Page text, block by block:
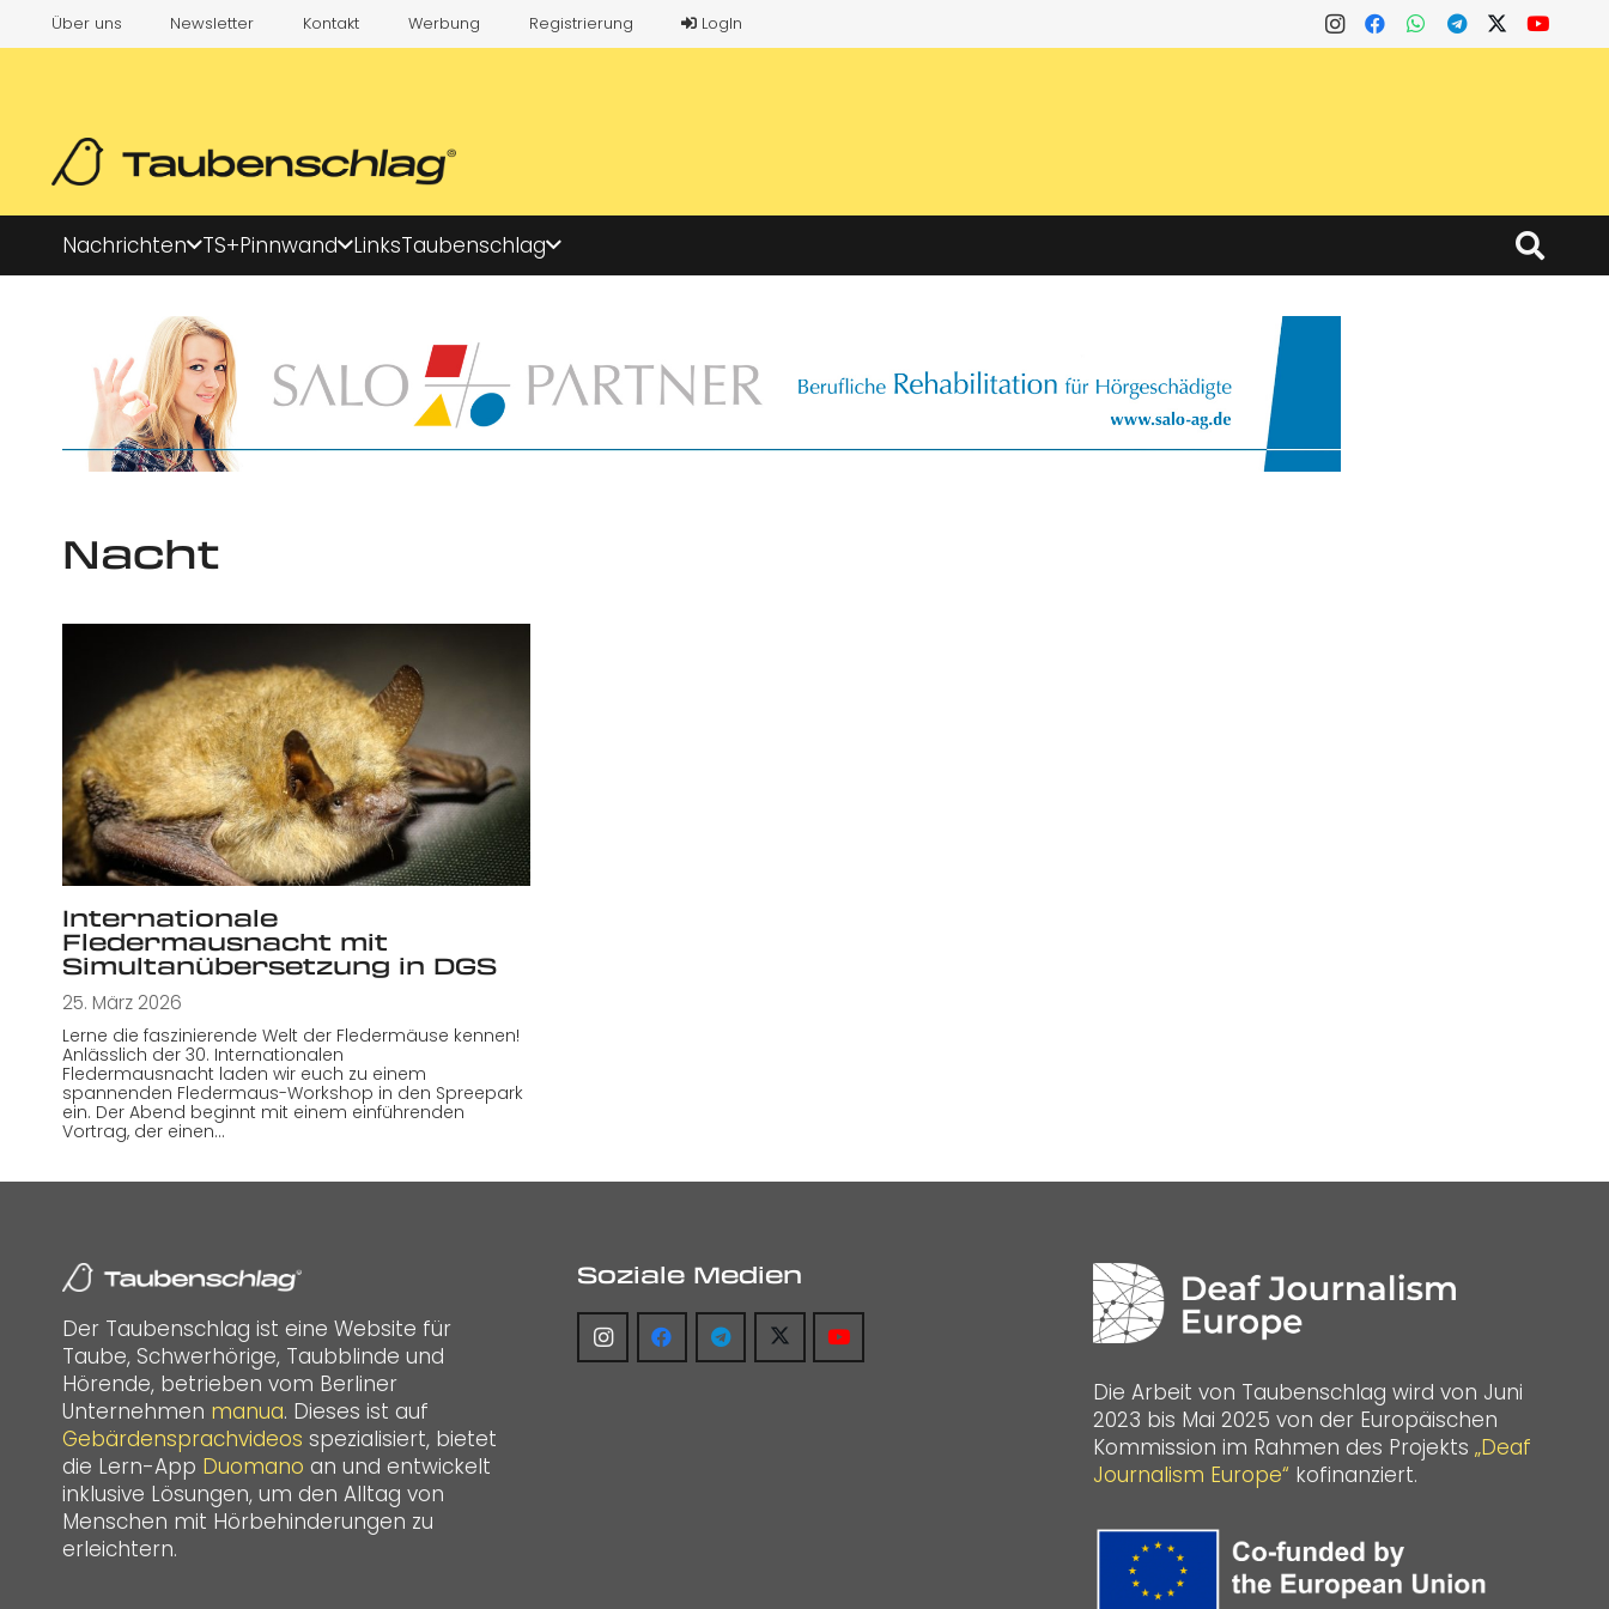
Über uns Newsletter Kontakt Werbung Registrierung LogIn
Nachrichten TS+Pinnwand LinksTaubenschlag
Nacht
Internationale
Fledermausnacht mit
Simultanübersetzung in DGS
25. März 2026
Lerne die faszinierende Welt der Fledermäuse kennen!
Anlässlich der 30. Internationalen
Fledermausnacht laden wir euch zu einem
spannenden Fledermaus-Workshop in den Spreepark
ein. Der Abend beginnt mit einem einführenden
Vortrag, der einen…
Der Taubenschlag ist eine Website für
Taube, Schwerhörige, Taubblinde und
Hörende, betrieben vom Berliner
Unternehmen manua. Dieses ist auf
Gebärdensprachvideos spezialisiert, bietet
die Lern-App Duomano an und entwickelt
inklusive Lösungen, um den Alltag von
Menschen mit Hörbehinderungen zu
erleichtern.
Soziale Medien
Die Arbeit von Taubenschlag wird von Juni
2023 bis Mai 2025 von der Europäischen
Kommission im Rahmen des Projekts „Deaf
Journalism Europe“ kofinanziert.